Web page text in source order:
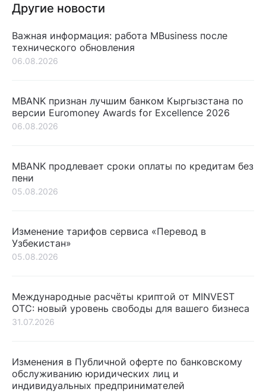
Другие новости
Важная информация: работа MBusiness после
технического обновления
06.08.2026
MBANK признан лучшим банком Кыргызстана по
версии Euromoney Awards for Excellence 2026
06.08.2026
MBANK продлевает сроки оплаты по кредитам без
пени
05.08.2026
Изменение тарифов сервиса «Перевод в
Узбекистан»
05.08.2026
Международные расчёты криптой от MINVEST
OTC: новый уровень свободы для вашего бизнеса
31.07.2026
Изменения в Публичной оферте по банковскому
обслуживанию юридических лиц и
индивидуальных предпринимателей